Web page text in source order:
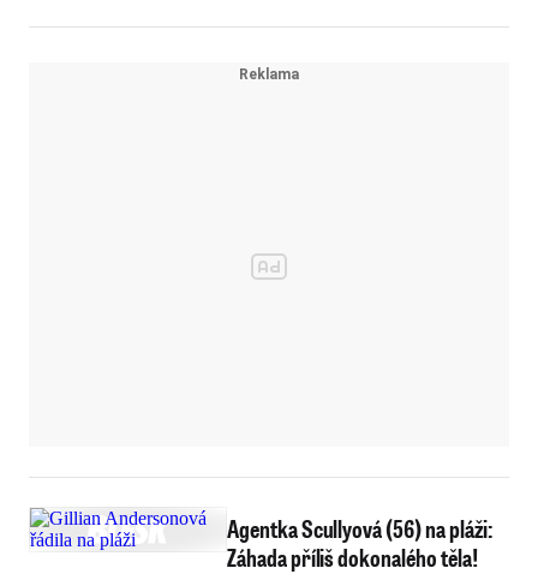
Agentka Scullyová (56) na pláži:
Záhada příliš dokonalého těla!